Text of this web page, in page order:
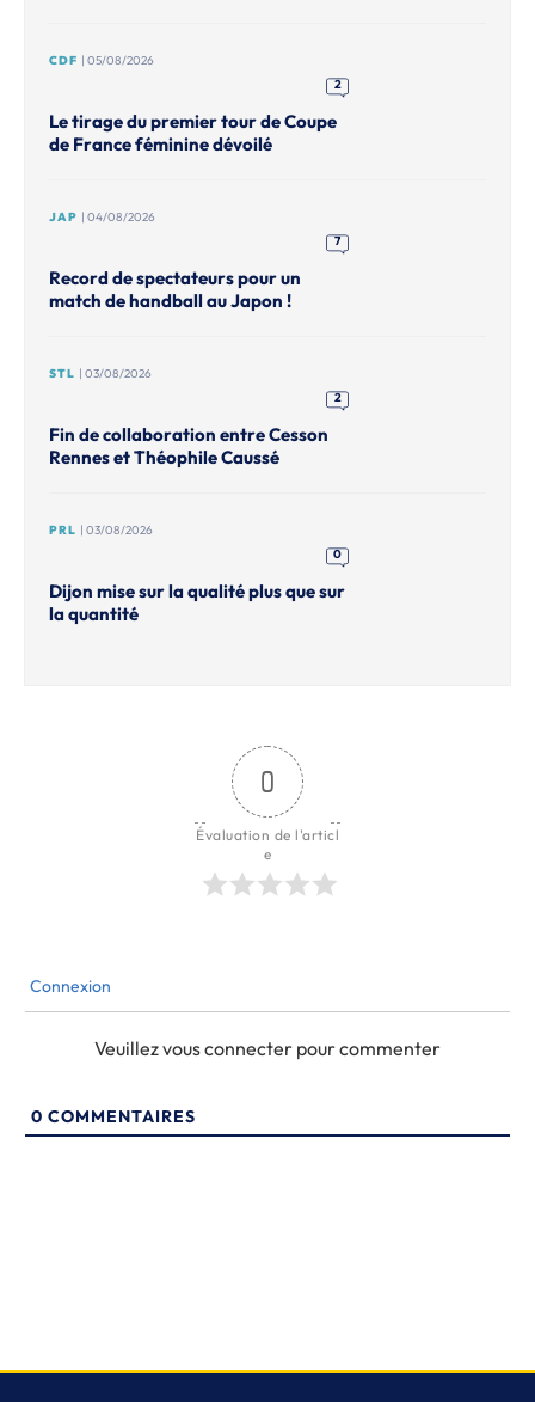
CDF | 05/08/2026
2
Le tirage du premier tour de Coupe
de France féminine dévoilé
JAP | 04/08/2026
7
Record de spectateurs pour un
match de handball au Japon !
STL | 03/08/2026
2
Fin de collaboration entre Cesson
Rennes et Théophile Caussé
PRL | 03/08/2026
0
Dijon mise sur la qualité plus que sur
la quantité
0
Évaluation de l'articl
e
Connexion
Veuillez vous connecter pour commenter
0 COMMENTAIRES